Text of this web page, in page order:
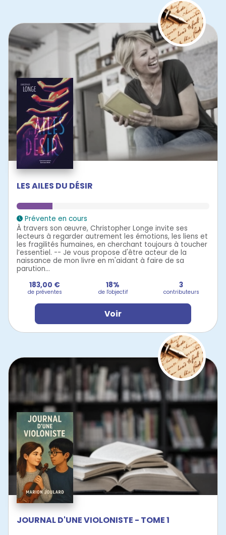
LES AILES DU DÉSIR
Prévente en cours
À travers son œuvre, Christopher Longe invite ses
lecteurs à regarder autrement les émotions, les liens et
les fragilités humaines, en cherchant toujours à toucher
l’essentiel. -- Je vous propose d'être acteur de la
naissance de mon livre en m'aidant à faire de sa
parution...
183,00 €
de préventes
18%
de l'objectif
3
contributeurs
Voir
JOURNAL D'UNE VIOLONISTE - TOME 1